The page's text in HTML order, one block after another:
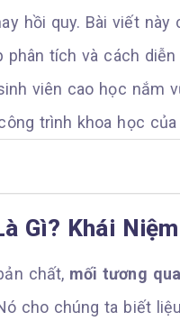
hồi quy. Bài viết
phân tích và cách
viên cao học nắm
trình khoa học của
Gì? Khái
chất, mối tương
cho chúng ta biết